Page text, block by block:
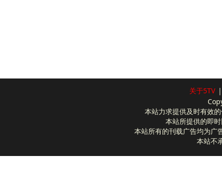
关于5TV |
本站力求提供及时有效
本站所提供的即
本站所有的刊载广告均为广
本站不